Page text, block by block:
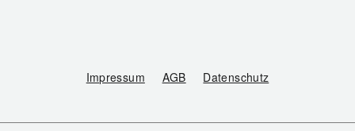
Impressum AGB Datenschutz